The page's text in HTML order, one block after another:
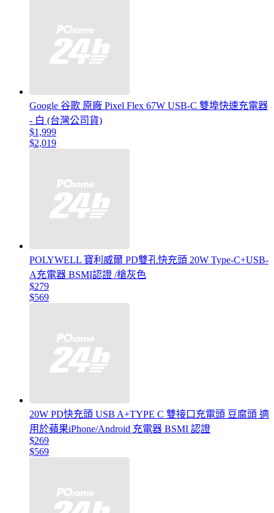
Google 谷歌 原廠 Pixel Flex 67W USB-C 雙埠快速充電器
- 白 (台灣公司貨)
$1,999
$2,019
POLYWELL 寶利威爾 PD雙孔快充頭 20W Type-C+USB-
A充電器 BSMI認證 /槍灰色
$279
$569
20W PD快充頭 USB A+TYPE C 雙接口充電頭 豆腐頭 適
用於蘋果iPhone/Android 充電器 BSMI 認證
$269
$569